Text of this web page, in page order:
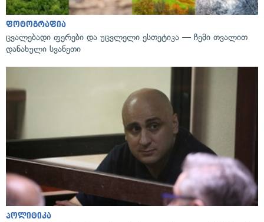
ფოტოგრაფია
ცვალებადი ფერები და უცვლელი ესთეტიკა — ჩემი თვალით
დანახული სვანეთი
პოლიტიკა